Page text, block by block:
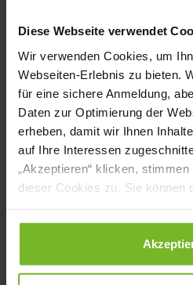
Diese Webseite verwendet
Wir verwenden Cookies, um
Webseiten-Erlebnis zu bieten.
für eine sichere Anmeldung,
Daten zur Optimierung der
erheben, damit wir Ihnen
auf Ihre Interessen
„Akzeptieren“ klicken,
dieser Cookies zu. Sie können
Datenschutzerklärung|
2019, an dem
Hotelgäste verschenkt
„Wir unterstützen die
Towns‘ voll und ganz,
Bestreben unseres
ökonomischer,
In Bad Nauheim hat
Umsetzung